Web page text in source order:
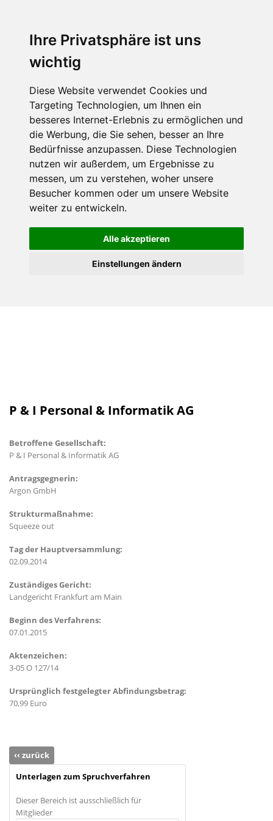
Ihre Privatsphäre ist uns
wichtig
Diese Website verwendet Cookies und
Targeting Technologien, um Ihnen ein
besseres Internet-Erlebnis zu ermöglichen und
die Werbung, die Sie sehen, besser an Ihre
Bedürfnisse anzupassen. Diese Technologien
nutzen wir außerdem, um Ergebnisse zu
messen, um zu verstehen, woher unsere
Besucher kommen oder um unsere Website
weiter zu entwickeln.
Alle akzeptieren
Einstellungen ändern
P & I Personal & Informatik AG
Betroffene Gesellschaft:
P & I Personal & Informatik AG
Antragsgegnerin:
Argon GmbH
Strukturmaßnahme:
Squeeze out
Tag der Hauptversammlung:
02.09.2014
Zuständiges Gericht:
Landgericht Frankfurt am Main
Beginn des Verfahrens:
07.01.2015
Aktenzeichen:
3-05 O 127/14
Ursprünglich festgelegter Abfindungsbetrag:
70,99 Euro
‹‹ zurück
Unterlagen zum Spruchverfahren
Dieser Bereich ist ausschließlich für
Mitglieder